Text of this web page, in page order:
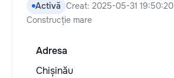
Activă Creat: 2025-05-31 19:50:20
Construcție mare
Adresa
Chișinău